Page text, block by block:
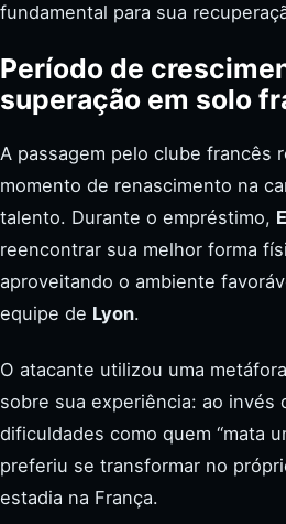
fundamental para sua
Período de
superação em solo
A passagem pelo clube francês
momento de renascimento na
talento. Durante o empréstimo,
reencontrar sua melhor forma
aproveitando o ambiente
equipe de Lyon.
O atacante utilizou uma
sobre sua experiência: ao invés
dificuldades como quem “mata
preferiu se transformar no
estadia na França.